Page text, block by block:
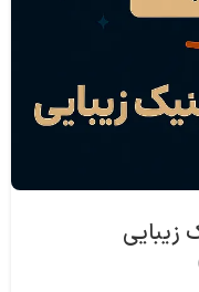
زیبایی